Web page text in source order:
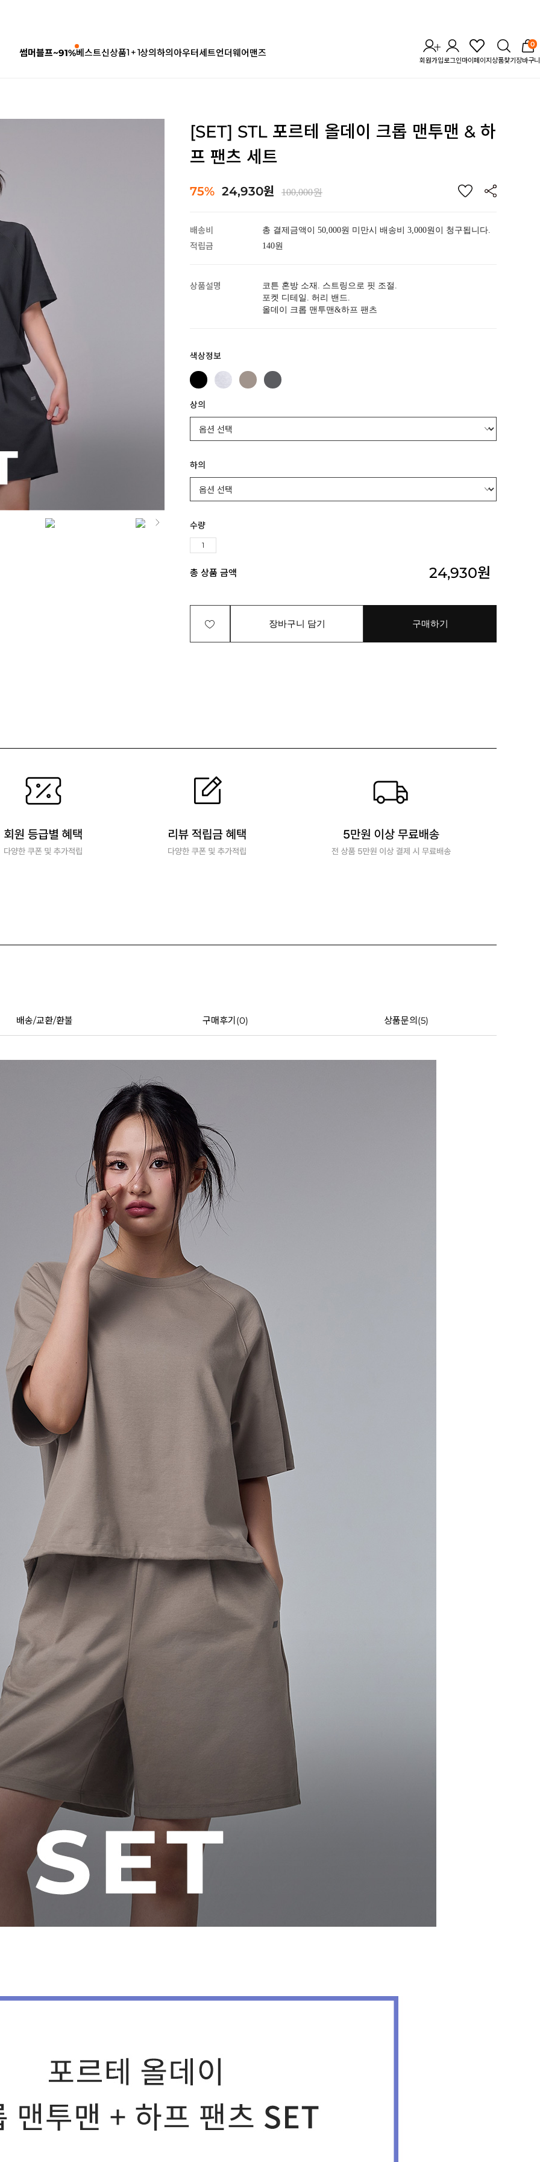
썸머블프~91%베스트신상품1 + 1상의하의아우터세트언더웨어맨즈
회원가입로그인마이페이지 상품찾기
0
장바구니
[SET] STL 포르테 올데이 크롭 맨투맨 & 하
프 팬츠 세트
75% 24,930원 100,000원
배송비 총 결제금액이 50,000원 미만시 배송비 3,000원이 청구됩니다.
적립금 140원
상품설명
코튼 혼방 소재. 스트링으로 핏 조절.
포켓 디테일. 허리 밴드.
올데이 크롭 맨투맨&하프 팬츠
색상정보
상의
하의
수량
총 상품 금액 24,930원
장바구니 담기 구매하기
배송/교환/환불 구매후기(0) 상품문의(5)